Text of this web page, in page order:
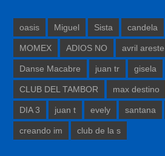
oasis Miguel Sista candela
MOMEX ADIOS NO avril areste
Danse Macabre juan tr gisela
CLUB DEL TAMBOR max destino
DIA 3 juan t evely santana
creando im club de la s